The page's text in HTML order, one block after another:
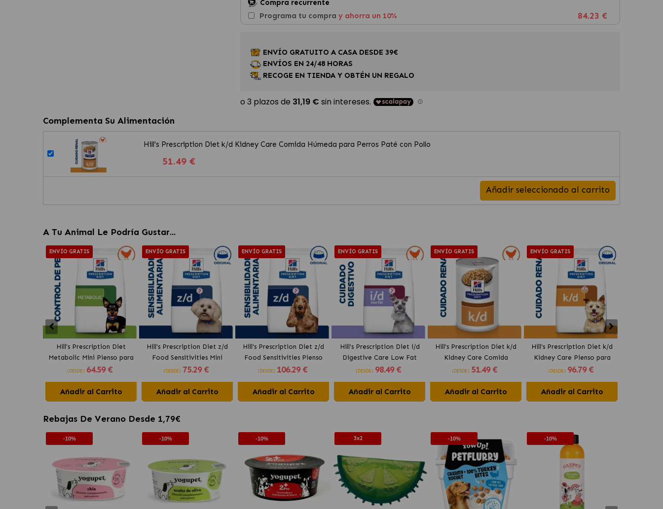
Compra recurrente
Programa tu compra y ahorra un 10% 84.23 €
ENVÍO GRATUITO A CASA DESDE 39€
ENVÍOS EN 24/48 HORAS
RECOGE EN TIENDA Y OBTÉN UN REGALO
Complementa Su Alimentación
Hill's Prescription Diet k/d Kidney Care Comida Húmeda para Perros Paté con Pollo
51.49 €
Añadir seleccionado al carrito
A Tu Animal Le Podría Gustar...
ENVÍO GRATIS
Hill's Prescription Diet
Metabolic Mini Pienso para
Perros Pequeños con Pollo
(DESDE) 64.59 €
Añadir al Carrito
ENVÍO GRATIS
Hill's Prescription Diet z/d
Food Sensitivities Mini
Pienso para Perros
(DESDE) 75.29 €
Añadir al Carrito
ENVÍO GRATIS
Hill's Prescription Diet z/d
Food Sensitivities Pienso
para Perros Original
(DESDE) 106.29 €
Añadir al Carrito
ENVÍO GRATIS
Hill's Prescription Diet i/d
Digestive Care Low Fat
Pienso para Perros con
(DESDE) 98.49 €
Añadir al Carrito
ENVÍO GRATIS
Hill's Prescription Diet k/d
Kidney Care Comida
Húmeda para Perros Paté
(DESDE) 51.49 €
Añadir al Carrito
ENVÍO GRATIS
Hill's Prescription Diet k/d
Kidney Care Pienso para
Perros Original
(DESDE) 96.79 €
Añadir al Carrito
Rebajas De Verano Desde 1,79€
-10% -10% -10% 3x2 -10% -10%